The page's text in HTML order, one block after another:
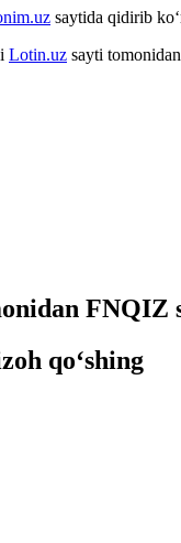
saytida qidirib
Lotin.uz sayti
FNQIZ
qo‘shing